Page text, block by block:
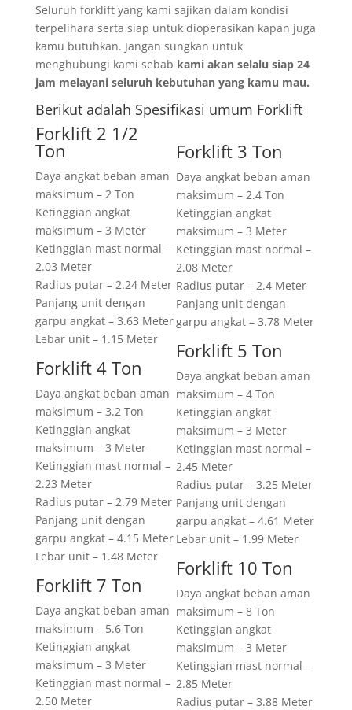
Seluruh forklift yang kami sajikan dalam kondisi
terpelihara serta siap untuk dioperasikan kapan juga
kamu butuhkan. Jangan sungkan untuk
menghubungi kami sebab kami akan selalu siap 24
jam melayani seluruh kebutuhan yang kamu mau.
Berikut adalah Spesifikasi umum Forklift
Forklift 2 1/2
Ton
Daya angkat beban aman
maksimum – 2 Ton
Ketinggian angkat
maksimum – 3 Meter
Ketinggian mast normal –
2.03 Meter
Radius putar – 2.24 Meter
Panjang unit dengan
garpu angkat – 3.63 Meter
Lebar unit – 1.15 Meter
Forklift 4 Ton
Daya angkat beban aman
maksimum – 3.2 Ton
Ketinggian angkat
maksimum – 3 Meter
Ketinggian mast normal –
2.23 Meter
Radius putar – 2.79 Meter
Panjang unit dengan
garpu angkat – 4.15 Meter
Lebar unit – 1.48 Meter
Forklift 7 Ton
Daya angkat beban aman
maksimum – 5.6 Ton
Ketinggian angkat
maksimum – 3 Meter
Ketinggian mast normal –
2.50 Meter
Forklift 3 Ton
Daya angkat beban aman
maksimum – 2.4 Ton
Ketinggian angkat
maksimum – 3 Meter
Ketinggian mast normal –
2.08 Meter
Radius putar – 2.4 Meter
Panjang unit dengan
garpu angkat – 3.78 Meter
Forklift 5 Ton
Daya angkat beban aman
maksimum – 4 Ton
Ketinggian angkat
maksimum – 3 Meter
Ketinggian mast normal –
2.45 Meter
Radius putar – 3.25 Meter
Panjang unit dengan
garpu angkat – 4.61 Meter
Lebar unit – 1.99 Meter
Forklift 10 Ton
Daya angkat beban aman
maksimum – 8 Ton
Ketinggian angkat
maksimum – 3 Meter
Ketinggian mast normal –
2.85 Meter
Radius putar – 3.88 Meter